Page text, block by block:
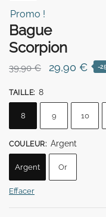
Promo !
Bague
Scorpion
39,90€
Le
était :
39,90 €.
29,90 €Le
est :
-
TAILLE: 8
8 9 10
COULEUR: Argent
Argent Or
Effacer